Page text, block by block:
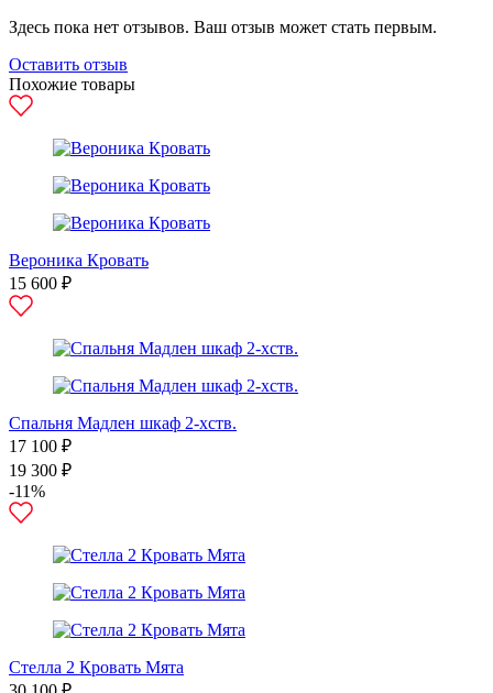
Здесь пока нет отзывов. Ваш отзыв может стать первым.
Оставить отзыв
Похожие товары
Вероника Кровать
15 600 ₽
Спальня Мадлен шкаф 2-хств.
17 100 ₽
19 300 ₽
-11%
Стелла 2 Кровать Мята